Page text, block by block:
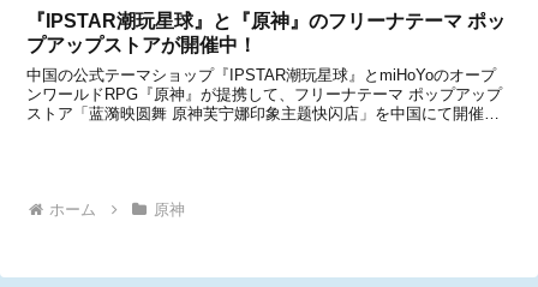
『IPSTAR潮玩星球』と『原神』のフリーナテーマ ポッ
プアップストアが開催中！
中国の公式テーマショップ『IPSTAR潮玩星球』とmiHoYoのオープ
ンワールドRPG『原神』が提携して、フリーナテーマ ポップアップ
ストア「蓝漪映圆舞 原神芙宁娜印象主题快闪店」を中国にて開催中
ホーム 原神